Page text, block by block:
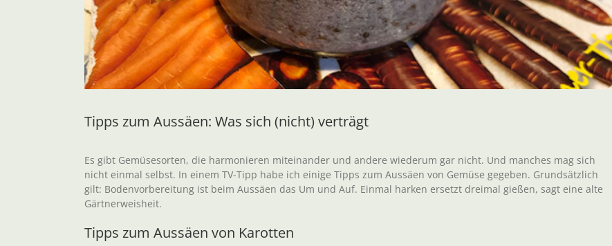
Tipps zum Aussäen: Was sich (nicht) verträgt
Es gibt Gemüsesorten, die harmonieren miteinander und andere wiederum gar nicht. Und manches mag sich
nicht einmal selbst. In einem TV-Tipp habe ich einige Tipps zum Aussäen von Gemüse gegeben. Grundsätzlich
gilt: Bodenvorbereitung ist beim Aussäen das Um und Auf. Einmal harken ersetzt dreimal gießen, sagt eine alte
Gärtnerweisheit.
Tipps zum Aussäen von Karotten